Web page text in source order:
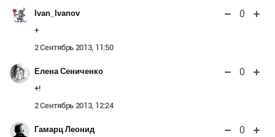
Ivan_Ivanov 0
+
2 Сентябрь 2013, 11:50
Елена Сениченко 0
+!
2 Сентябрь 2013, 12:24
Гамарц Леонид 0